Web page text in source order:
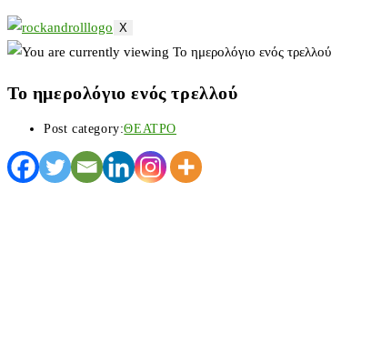
X
Το ημερολόγιο ενός τρελλού
Post category:ΘΕΑΤΡΟ